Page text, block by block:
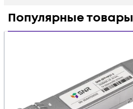
Популярные товары